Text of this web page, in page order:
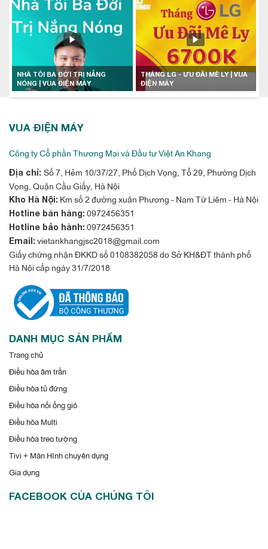
NHÀ TÔI BA ĐỜI TRỊ NẮNG
NÓNG | VUA ĐIỆN MÁY
THÁNG LG - ƯU ĐÃI MÊ LY | VUA
ĐIỆN MÁY
VUA ĐIỆN MÁY
Công ty Cổ phần Thương Mại và Đầu tư Việt An Khang
Địa chỉ: Số 7, Hẻm 10/37/27, Phố Dịch Vọng, Tổ 29, Phường Dịch
Vọng, Quận Cầu Giấy, Hà Nội
Kho Hà Nội: Km số 2 đường xuân Phương - Nam Từ Liêm - Hà Nội
Hotline bán hàng: 0972456351
Hotline bảo hành: 0972456351
Email: vietankhangjsc2018@gmail.com
Giấy chứng nhận ĐKKD số 0108382058 do Sở KH&ĐT thành phố
Hà Nội cấp ngày 31/7/2018
DANH MỤC SẢN PHẨM
Trang chủ
Điều hòa âm trần
Điều hòa tủ đứng
Điều hòa nối ống gió
Điều hòa Multi
Điều hòa treo tường
Tivi + Màn Hình chuyên dụng
Gia dụng
FACEBOOK CỦA CHÚNG TÔI